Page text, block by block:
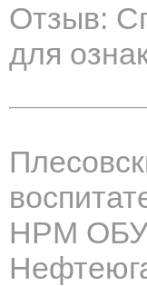
Отзыв:
для
НРМ ОБУ